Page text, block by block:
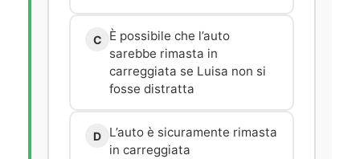
C
È possibile che l’auto
sarebbe rimasta in
carreggiata se Luisa non si
fosse distratta
D
L’auto è sicuramente rimasta
in carreggiata